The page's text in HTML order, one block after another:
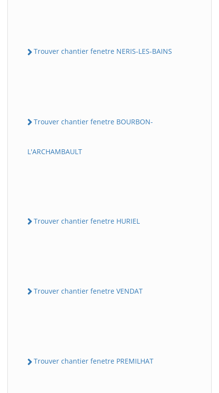
Trouver chantier fenetre NERIS-LES-BAINS
Trouver chantier fenetre BOURBON-
L'ARCHAMBAULT
Trouver chantier fenetre HURIEL
Trouver chantier fenetre VENDAT
Trouver chantier fenetre PREMILHAT